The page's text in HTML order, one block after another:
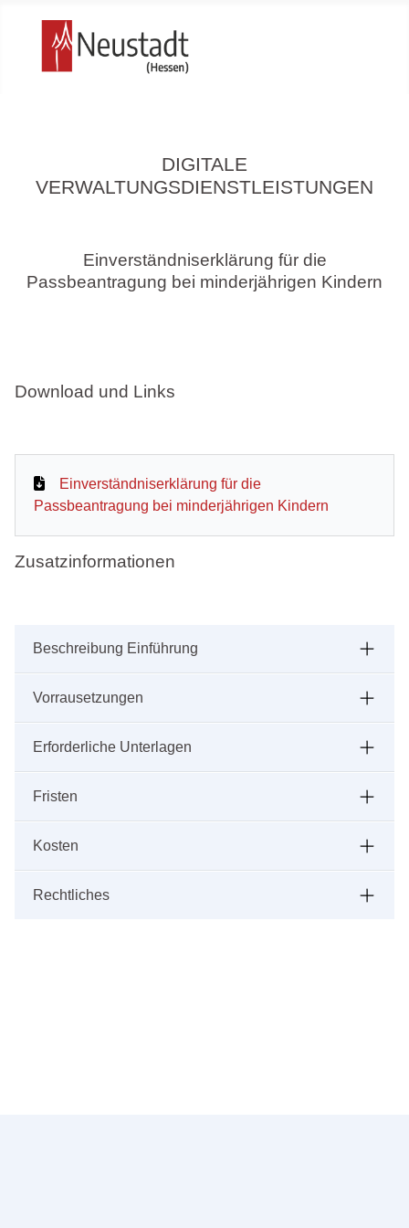
DIGITALE
VERWALTUNGSDIENSTLEISTUNGEN
Einverständniserklärung für die
Passbeantragung bei minderjährigen Kindern
Download und Links
Einverständniserklärung für die
Passbeantragung bei minderjährigen Kindern
Zusatzinformationen
Beschreibung Einführung
Vorrausetzungen
Erforderliche Unterlagen
Fristen
Kosten
Rechtliches